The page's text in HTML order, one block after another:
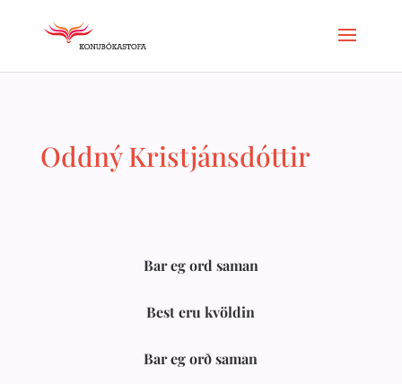
Oddný Kristjánsdóttir
Bar eg ord saman
Best eru kvöldin
Bar eg orð saman